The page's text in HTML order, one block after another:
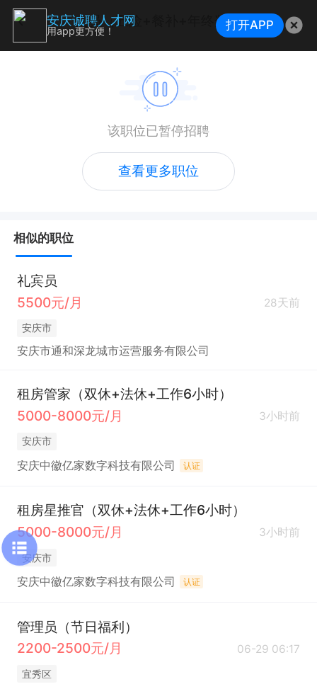
文员（五险+餐补+年终奖）
该职位已暂停招聘
查看更多职位
相似的职位
礼宾员
5500元/月
28天前
安庆市
安庆市通和深龙城市运营服务有限公司
租房管家（双休+法休+工作6小时）
5000-8000元/月
3小时前
安庆市
安庆中徽亿家数字科技有限公司 认证
租房星推官（双休+法休+工作6小时）
5000-8000元/月
3小时前
安庆市
安庆中徽亿家数字科技有限公司 认证
管理员（节日福利）
2200-2500元/月
06-29 06:17
宜秀区
安庆诚聘人才网
用app更方便！ 打开APP